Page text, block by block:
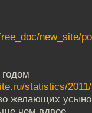
new_site/
statistics/
желающих